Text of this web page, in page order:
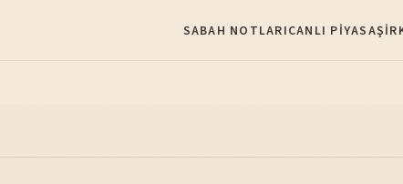
SABAH NOTLARICANLI PIYASA